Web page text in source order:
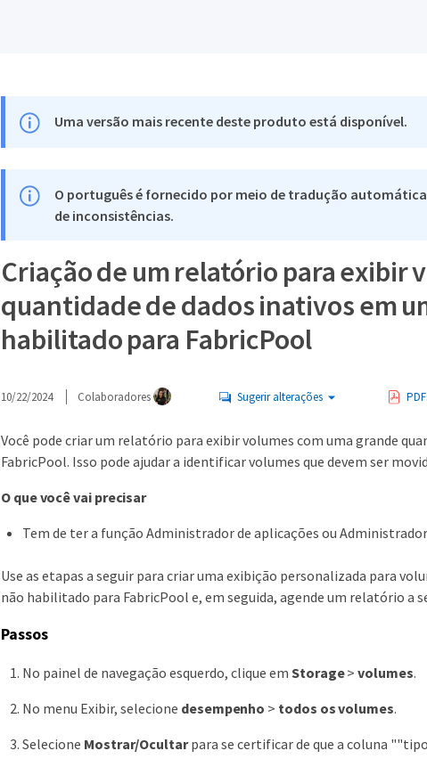
Uma versão mais recente deste produto está disponível.
O português é fornecido por meio de tradução
de inconsistências.
Criação de um relatório para exibir
quantidade de dados inativos em
habilitado para FabricPool
10/22/2024 Colaboradores Sugerir alterações
Você pode criar um relatório para exibir volumes com uma grande
FabricPool. Isso pode ajudar a identificar volumes que devem ser
O que você vai precisar
Tem de ter a função Administrador de aplicações ou
Use as etapas a seguir para criar uma exibição personalizada para
não habilitado para FabricPool e, em seguida, agende um relatório a
Passos
No painel de navegação esquerdo, clique em Storage>volumes.
No menu Exibir, selecione desempenho > todos os volumes.
Selecione Mostrar/Ocultarpara se certificar de que a coluna